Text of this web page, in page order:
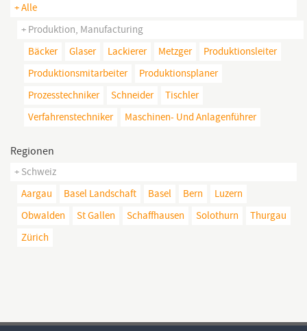
+ Alle
+ Produktion, Manufacturing
Bäcker
Glaser Lackierer Metzger
Produktionsleiter
Produktionsmitarbeiter
Produktionsplaner
Prozesstechniker
Schneider
Tischler
Verfahrenstechniker
Maschinen- Und Anlagenführer
Regionen
+ Schweiz
Aargau
Basel Landschaft Basel Bern
Luzern
Obwalden
St Gallen Schaffhausen Solothurn
Thurgau
Zürich